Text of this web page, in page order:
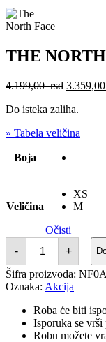
THE
4.199,00rsd
je
4.199,00
3.359,00
Do isteka zaliha.
» Tabela veličina
Boja
Veličina
XS
M
Očisti
-
THE
NORTH
FACE
MAJICA
količina
+
Šifra proizvoda:
Oznaka: Akcija
Roba će biti
Isporuka se vrši
Robu možete